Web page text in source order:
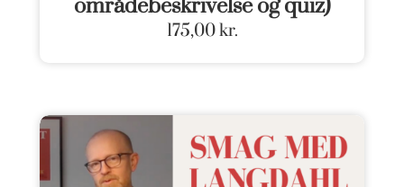
områdebeskrivelse og quiz)
175,00kr.